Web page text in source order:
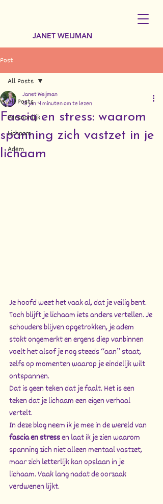
JANET WEIJMAN
Post
All Posts
Persoonlijk
Lichaam
Adem
All Posts
Fascia en stress: waarom
spanning zich vastzet in je
lichaam
Janet Weijman
15 jan 4 minuten om te lezen
Je hoofd weet het vaak al, dat je veilig bent.
Toch blijft je lichaam iets anders vertellen. Je
schouders blijven opgetrokken, je adem
stokt ongemerkt en ergens diep vanbinnen
voelt het alsof je nog steeds “aan” staat,
zelfs op momenten waarop je eindelijk wilt
ontspannen.
Dat is geen teken dat je faalt. Het is een
teken dat je lichaam een eigen verhaal
vertelt.
In deze blog neem ik je mee in de wereld van
fascia en stress en laat ik je zien waarom
spanning zich niet alleen mentaal vastzet,
maar zich letterlijk kan opslaan in je
lichaam. Vaak lang nadat de oorzaak
verdwenen lijkt.